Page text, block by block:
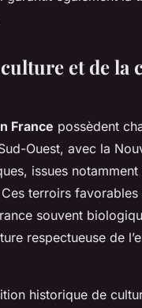
et de la
France possèdent
Ouest, avec la
issues
terroirs
souvent
respectueuse de
historique de